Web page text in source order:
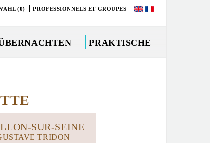
(0) PROFESSIONNELS ET GROUPES
PRAKTISCHE
SUR-SEINE
TRIDON